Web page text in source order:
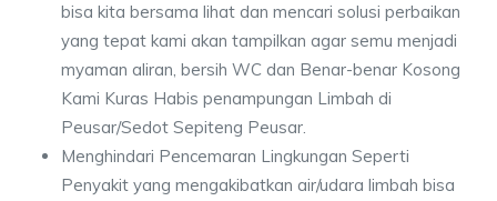
bisa kita bersama lihat dan mencari solusi perbaikan
yang tepat kami akan tampilkan agar semu menjadi
myaman aliran, bersih WC dan Benar-benar Kosong
Kami Kuras Habis penampungan Limbah di
Peusar/Sedot Sepiteng Peusar.
Menghindari Pencemaran Lingkungan Seperti
Penyakit yang mengakibatkan air/udara limbah bisa